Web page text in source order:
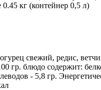
кг (контейнер 0,5 л)
свежий, редис,
гр. блюдо содержит:
- 5,8 гр.